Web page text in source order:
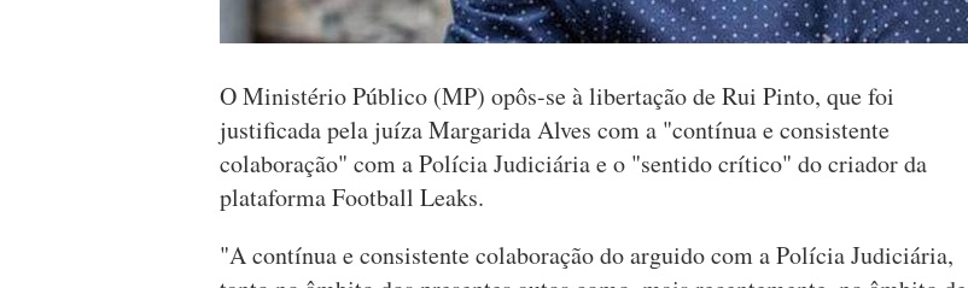
O Ministério Público (MP) opôs-se à libertação de Rui Pinto, que foi
justificada pela juíza Margarida Alves com a "contínua e consistente
colaboração" com a Polícia Judiciária e o "sentido crítico" do criador da
plataforma Football Leaks.
"A contínua e consistente colaboração do arguido com a Polícia Judiciária,